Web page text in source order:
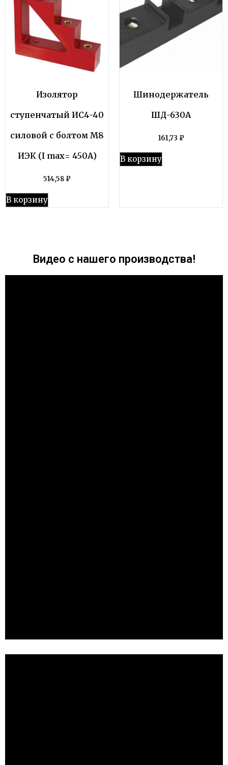
Изолятор
ступенчатый ИС4-40
силовой с болтом М8
ИЭК (I maх= 450А)
514,58 ₽
В корзину
Шинодержатель
ШД-630А
161,73 ₽
В корзину
Видео с нашего производства!